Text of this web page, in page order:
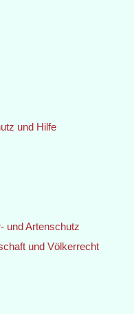
und Hilfe
und Artenschutz
und Völkerrecht